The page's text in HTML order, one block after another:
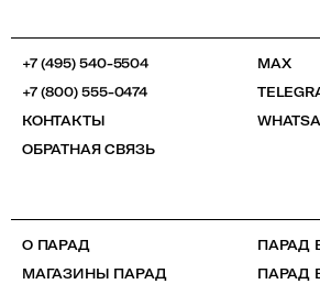
+7 (495) 540-5504
+7 (800) 555-0474
КОНТАКТЫ
ОБРАТНАЯ СВЯЗЬ
MAX
О ПАРАД
МАГАЗИНЫ ПАРАД
ПАРАД
ПАРАД В